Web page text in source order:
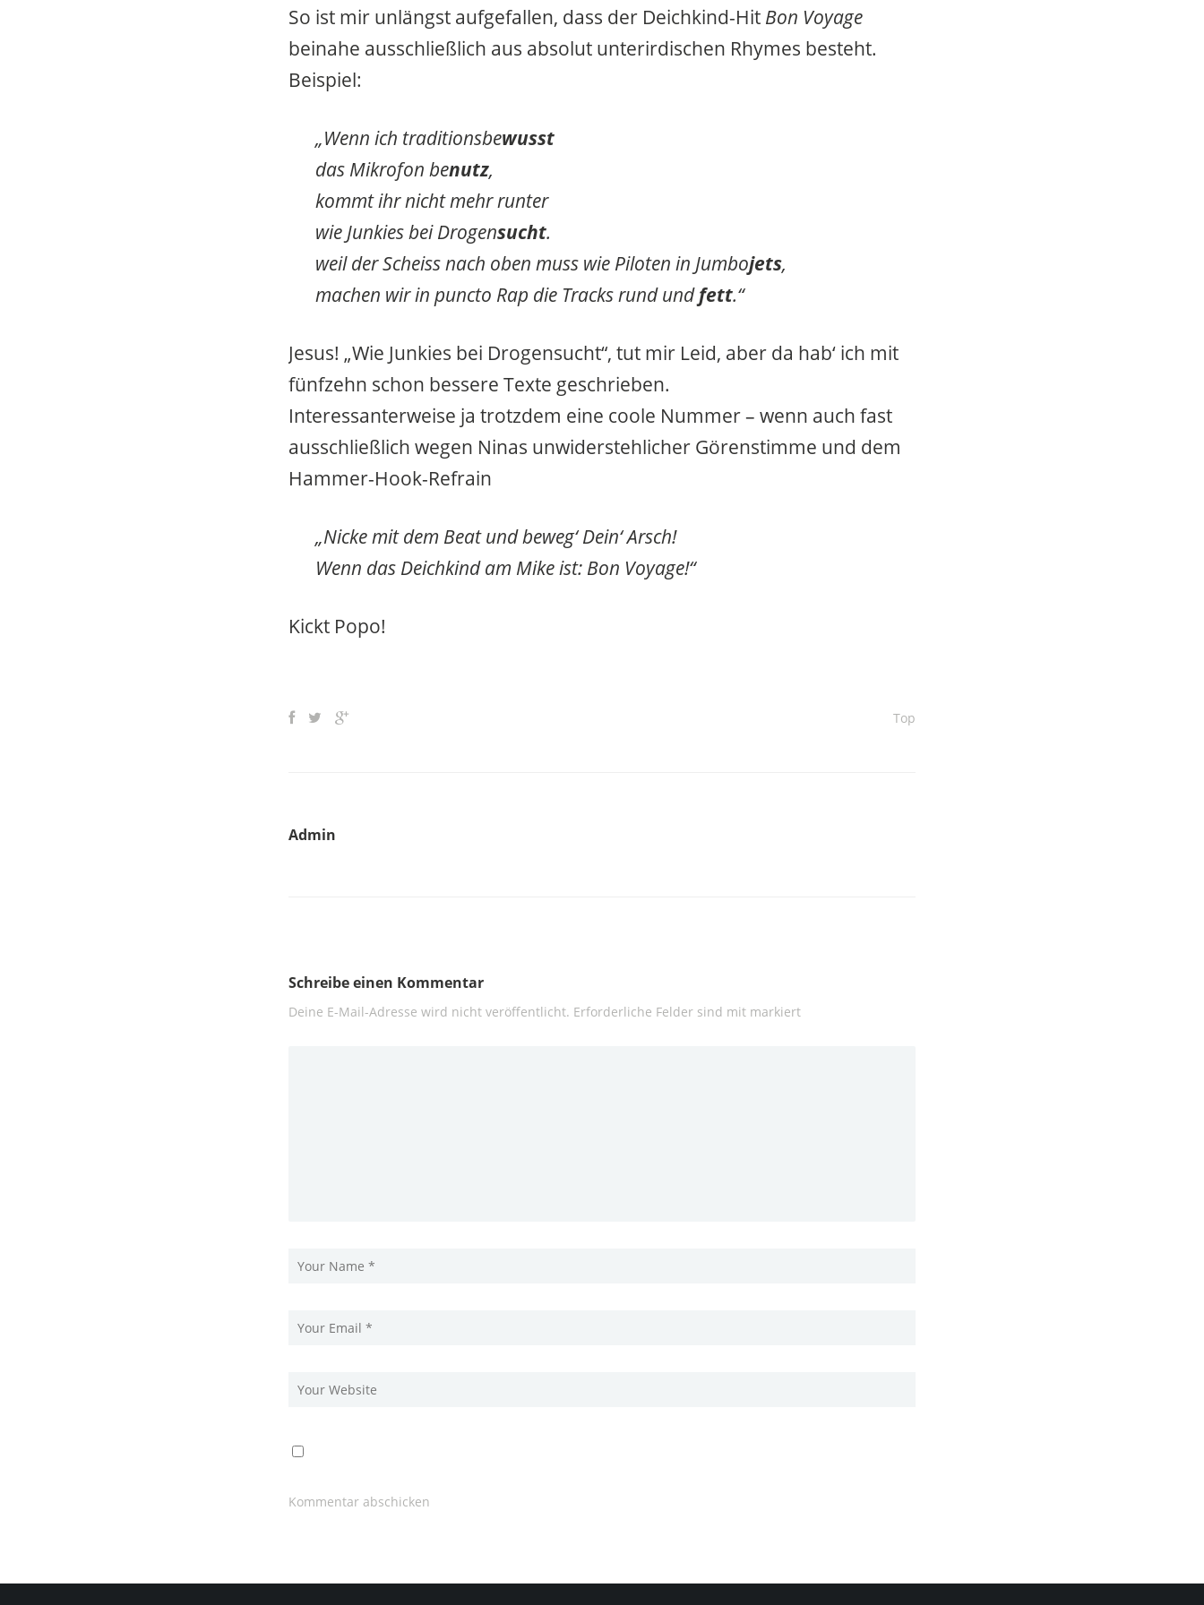
So ist mir unlängst aufgefallen, dass der Deichkind-Hit Bon Voyage
beinahe ausschließlich aus absolut unterirdischen Rhymes besteht.
Beispiel:
„Wenn ich traditionsbewusst
das Mikrofon benutz,
kommt ihr nicht mehr runter
wie Junkies bei Drogensucht.
weil der Scheiss nach oben muss wie Piloten in Jumbojets,
machen wir in puncto Rap die Tracks rund undfett.“
Jesus! „Wie Junkies bei Drogensucht“, tut mir Leid, aber da hab‘ ich mit
fünfzehn schon bessere Texte geschrieben.
Interessanterweise ja trotzdem eine coole Nummer – wenn auch fast
ausschließlich wegen Ninas unwiderstehlicher Görenstimme und dem
Hammer-Hook-Refrain
„Nicke mit dem Beat und beweg‘ Dein‘ Arsch!
Wenn das Deichkind am Mike ist: Bon Voyage!“
Kickt Popo!
Top
Admin
Schreibe einen Kommentar
Deine E-Mail-Adresse wird nicht veröffentlicht. Erforderliche Felder sind mit markiert